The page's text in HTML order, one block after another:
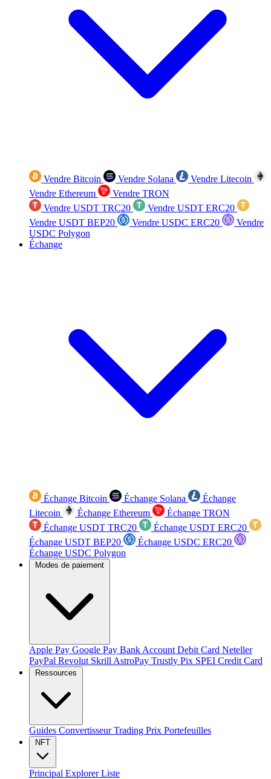
Vendre Bitcoin Vendre Solana
Vendre Litecoin
Vendre Ethereum
Vendre TRON
Vendre USDT TRC20
Vendre USDT ERC20
Vendre USDT BEP20
Vendre USDC ERC20
Vendre
USDC Polygon
Échange
Échange Bitcoin Échange Solana
Échange
Litecoin
Échange Ethereum
Échange TRON
Échange USDT TRC20
Échange USDT ERC20
Échange USDT BEP20
Échange USDC ERC20
Échange USDC Polygon
Modes de paiement
Apple Pay Google Pay Bank Account Debit Card Neteller
PayPal Revolut Skrill AstroPay Trustly Pix SPEI Credit Card
Ressources
Guides ConvertisseurTrading Prix Portefeuilles
NFT
Principal ExplorerListe